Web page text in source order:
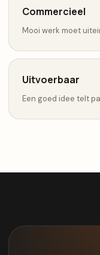
Commercieel
Mooi werk moet
Uitvoerbaar
Een goed idee telt